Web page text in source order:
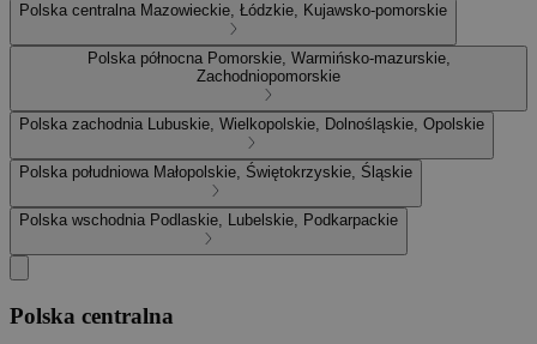
Polska centralna Mazowieckie, Łódzkie, Kujawsko-pomorskie
Polska północna Pomorskie, Warmińsko-mazurskie,
Zachodniopomorskie
Polska zachodnia Lubuskie, Wielkopolskie, Dolnośląskie, Opolskie
Polska południowa Małopolskie, Świętokrzyskie, Śląskie
Polska wschodnia Podlaskie, Lubelskie, Podkarpackie
Polska centralna